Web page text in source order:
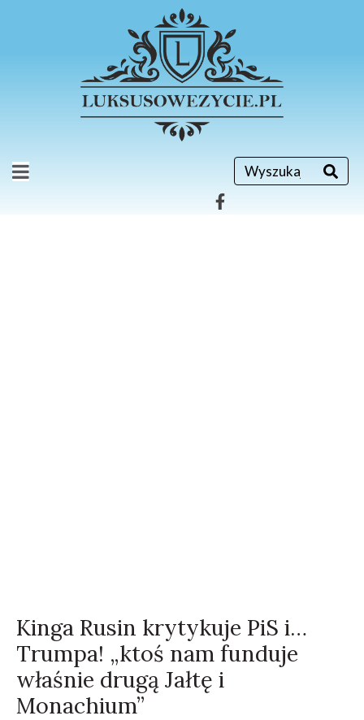
Kinga Rusin krytykuje PiS i…
Trumpa! „ktoś nam funduje
właśnie drugą Jałtę i
Monachium”